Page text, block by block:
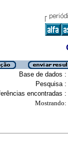
Base de dados :
Pesquisa :
encontradas :
Mostrando: